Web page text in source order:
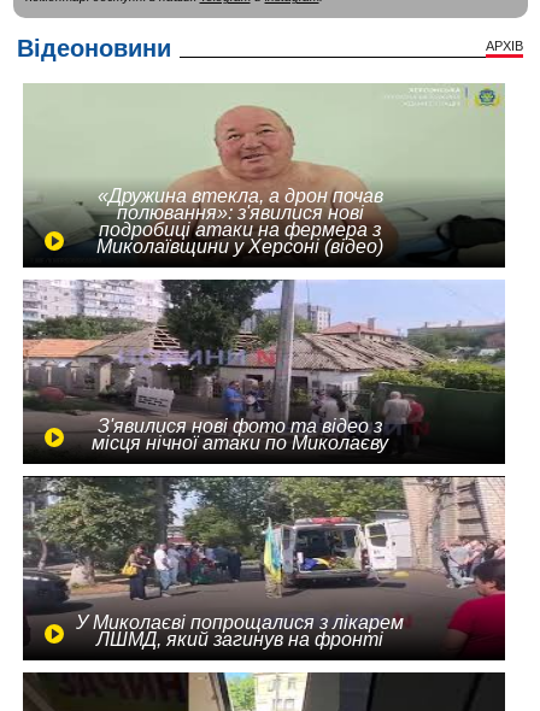
Відеоновини АРХІВ
«Дружина втекла, а дрон почав
полювання»: з'явилися нові
подробиці атаки на фермера з
Миколаївщини у Херсоні (відео)
З'явилися нові фото та відео з
місця нічної атаки по Миколаєву
У Миколаєві попрощалися з лікарем
ЛШМД, який загинув на фронті